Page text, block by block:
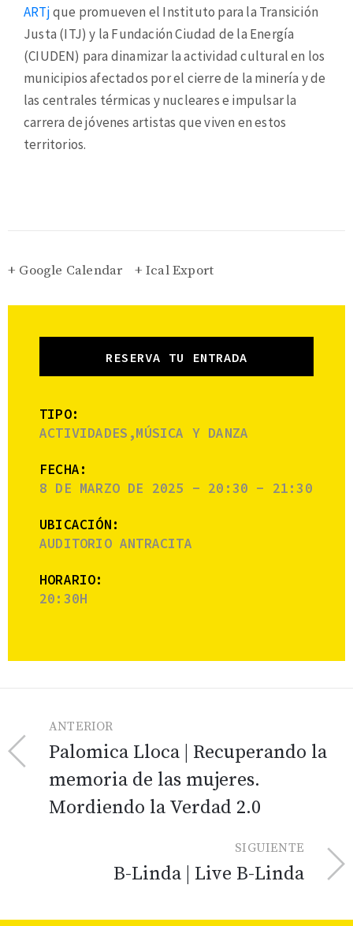
ARTjque promueven el Instituto para la Transición
Justa (ITJ) y la Fundación Ciudad de la Energía
(CIUDEN) para dinamizar la actividad cultural en los
municipios afectados por el cierre de la minería y de
las centrales térmicas y nucleares e impulsar la
carrera de jóvenes artistas que viven en estos
territorios.
+ Google Calendar + Ical Export
RESERVA TU ENTRADA
TIPO:
ACTIVIDADES,MÚSICA Y DANZA
FECHA:
8 DE MARZO DE 2025 - 20:30 - 21:30
UBICACIÓN:
AUDITORIO ANTRACITA
HORARIO:
20:30H
ANTERIOR
Palomica Lloca | Recuperando la
memoria de las mujeres.
Mordiendo la Verdad 2.0
SIGUIENTE
B-Linda | Live B-Linda